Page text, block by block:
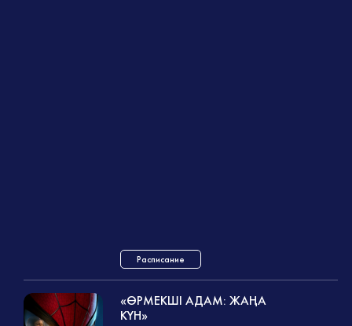
Расписание
«ӨРМЕКШІ АДАМ: ЖАҢА
КҮН»